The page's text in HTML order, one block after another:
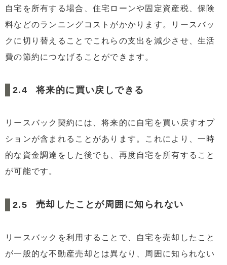
自宅を所有する場合、住宅ローンや固定資産税、保険
料などのランニングコストがかかります。リースバッ
クに切り替えることでこれらの支出を減少させ、生活
費の節約につなげることができます。
将来的に買い戻しできる
リースバック契約には、将来的に自宅を買い戻すオプ
ションが含まれることがあります。これにより、一時
的な資金調達をした後でも、再度自宅を所有すること
が可能です。
売却したことが周囲に知られない
リースバックを利用することで、自宅を売却したこと
が一般的な不動産売却とは異なり、周囲に知られない